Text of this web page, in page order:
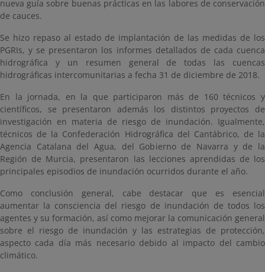
nueva guía sobre buenas prácticas en las labores de conservación
de cauces.
Se hizo repaso al estado de implantación de las medidas de los
PGRIs, y se presentaron los informes detallados de cada cuenca
hidrográfica y un resumen general de todas las cuencas
hidrográficas intercomunitarias a fecha 31 de diciembre de 2018.
En la jornada, en la que participaron más de 160 técnicos y
científicos, se presentaron además los distintos proyectos de
investigación en materia de riesgo de inundación. Igualmente,
técnicos de la Confederación Hidrográfica del Cantábrico, de la
Agencia Catalana del Agua, del Gobierno de Navarra y de la
Región de Murcia, presentaron las lecciones aprendidas de los
principales episodios de inundación ocurridos durante el año.
Como conclusión general, cabe destacar que es esencial
aumentar la consciencia del riesgo de inundación de todos los
agentes y su formación, así como mejorar la comunicación general
sobre el riesgo de inundación y las estrategias de protección,
aspecto cada día más necesario debido al impacto del cambio
climático.